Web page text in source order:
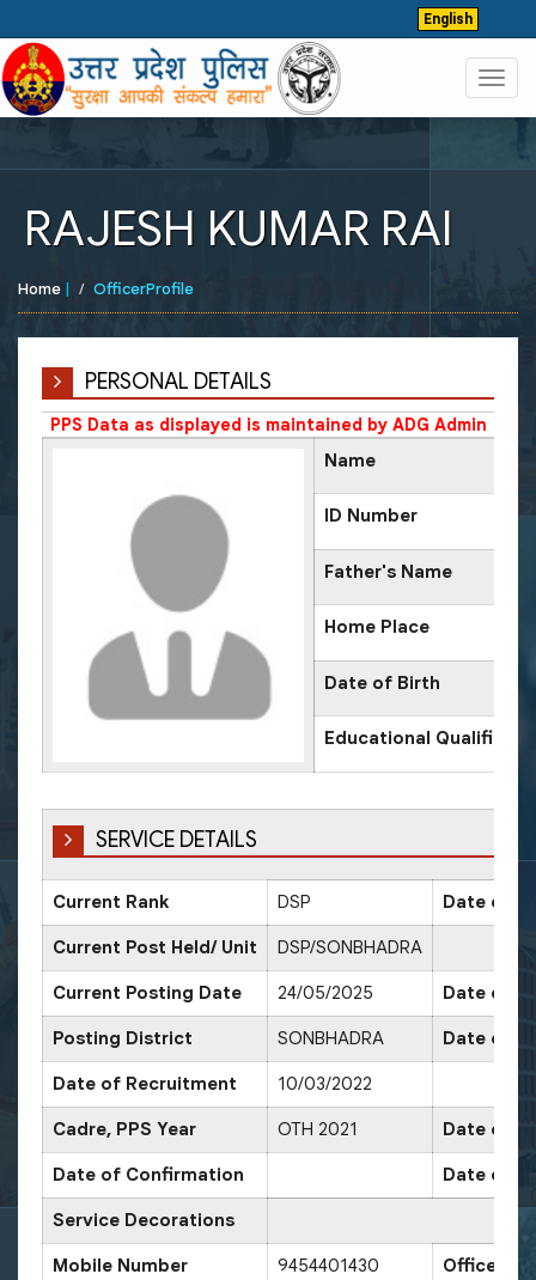
English
RAJESH KUMAR RAI
Home | OfficerProfile
PERSONAL DETAILS
PPS Data as displayed is maintained by ADG Admin
Name
ID Number
Father's Name
Home Place
Date of Birth
Educational
SERVICE DETAILS
Current Rank DSP Date of
Current Post Held/ Unit DSP/SONBHADRA
Current Posting Date 24/05/2025 Date of
Posting District SONBHADRA Date of
Date of Recruitment 10/03/2022
Cadre, PPS Year OTH 2021 Date of
Date of Confirmation Date of
Service Decorations
Mobile Number 9454401430 Office